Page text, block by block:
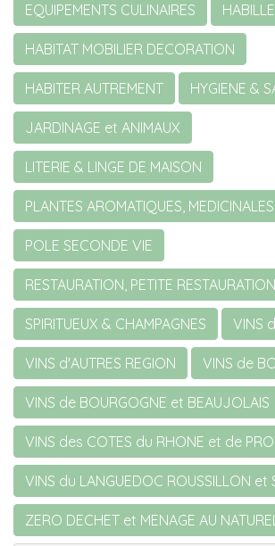
EQUIPEMENTS CULINAIRES
HABITAT MOBILIER DECORATION
HABITER AUTREMENT HYGIENE &
JARDINAGE et ANIMAUX
LITERIE & LINGE DE MAISON
PLANTES AROMATIQUES,
POLE SECONDE VIE
RESTAURATION, PETITE
SPIRITUEUX & CHAMPAGNES VINS
VINS d'AUTRES REGION VINS de
VINS de BOURGOGNE et BEAUJOLAIS
VINS des COTES du RHONE et de
VINS du LANGUEDOC ROUSSILLON et
ZERO DECHET et MENAGE AU